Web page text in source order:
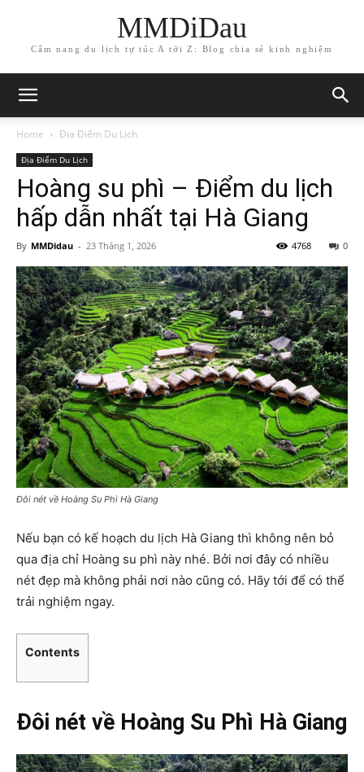
MMDiDau
Cẩm nang du lịch tự túc A tới Z: Blog chia sẻ kinh nghiệm
Home Địa Điểm Du Lịch
Địa Điểm Du Lịch
Hoàng su phì – Điểm du lịch
hấp dẫn nhất tại Hà Giang
By MMDidau - 23 Tháng 1, 2026 0
4768
Đôi nét về Hoàng Su Phì Hà Giang
Nếu bạn có kế hoạch du lịch Hà Giang thì không nên bỏ
qua địa chỉ Hoàng su phì này nhé. Bởi nơi đây có nhiều
nét đẹp mà không phải nơi nào cũng có. Hãy tới để có thể
trải nghiệm ngay.
Contents
Đôi nét về Hoàng Su Phì Hà Giang